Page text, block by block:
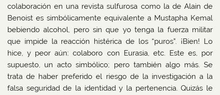
colaboración en una revista sulfurosa como la de Alain de
Benoist es simbólicamente equivalente a Mustapha Kemal
bebiendo alcohol, pero sin que yo tenga la fuerza militar
que impide la reacción histérica de los “puros”. ¡Bien! Lo
hice, y peor aún: colaboro con Eurasia, etc. Este es, por
supuesto, un acto simbólico; pero también algo más. Se
trata de haber preferido el riesgo de la investigación a la
falsa seguridad de la identidad y la pertenencia. Quizás le